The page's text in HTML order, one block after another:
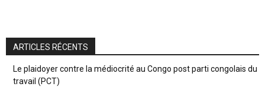
ARTICLES RÉCENTS
Le plaidoyer contre la médiocrité au Congo post parti congolais du
travail (PCT)